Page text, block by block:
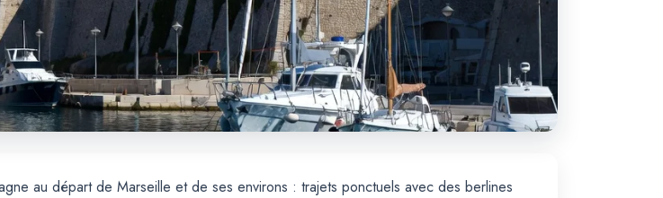
au départ de Marseille et de ses environs : trajets ponctuels avec des berlines